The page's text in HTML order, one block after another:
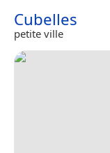
Cubelles
petite ville